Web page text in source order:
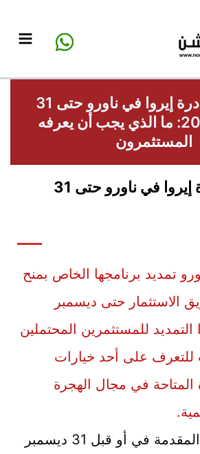
تم تمديد مبادرة إيروا في ناورو حتى 31
ديسمبر 2026: ما الذي يجب أن يعرفه
المستثمرون
تم تمديد مبادرة إيروا في ناورو حتى 31
تمديد برنامجها الخاص بمنح
الاستثمار حتى ديسمبر
هذا التمديد للمستثمرين المحتملين
للتعرف على أحد خيارات
المتاحة في مجال الهجرة
ستظل الطلبات المقدمة في أو قبل 31 ديسمبر